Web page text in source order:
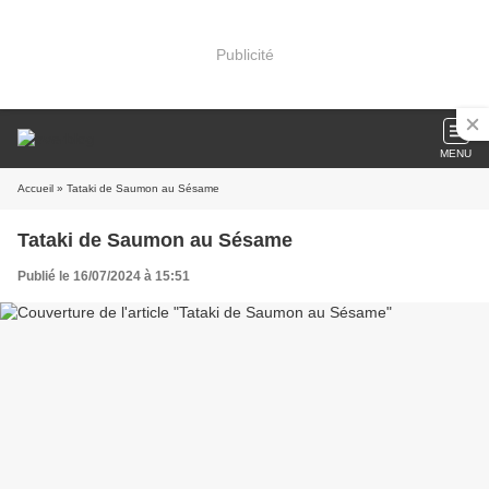
Publicité
MENU
Accueil » Tataki de Saumon au Sésame
Tataki de Saumon au Sésame
Publié le 16/07/2024 à 15:51